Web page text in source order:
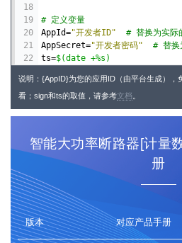
18
19
# 定义变量
20
AppId="开发者ID"
# 替换为实际
21
AppSecret="开发者密码"
# 替换
22
ts=$(date +%s)
24
25
url="https://api.yoyoiot.cn/
26
device "1878"
# 替换为实际
29
order='{"power1":1}'
# 替换
31
32
postData "{\"device\": \"
33
34
# 发送请求并获取响应
35
response=$(curl -s -X POST "
36
-H "Content-
说明：{AppID}为您的应用ID（由平台生成），
看；sign和ts的取值，请参考文档
智能大功率断路器[计量
册
版本 对应产品手册